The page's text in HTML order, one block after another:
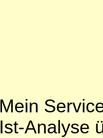
Mein
Ist-Analyse